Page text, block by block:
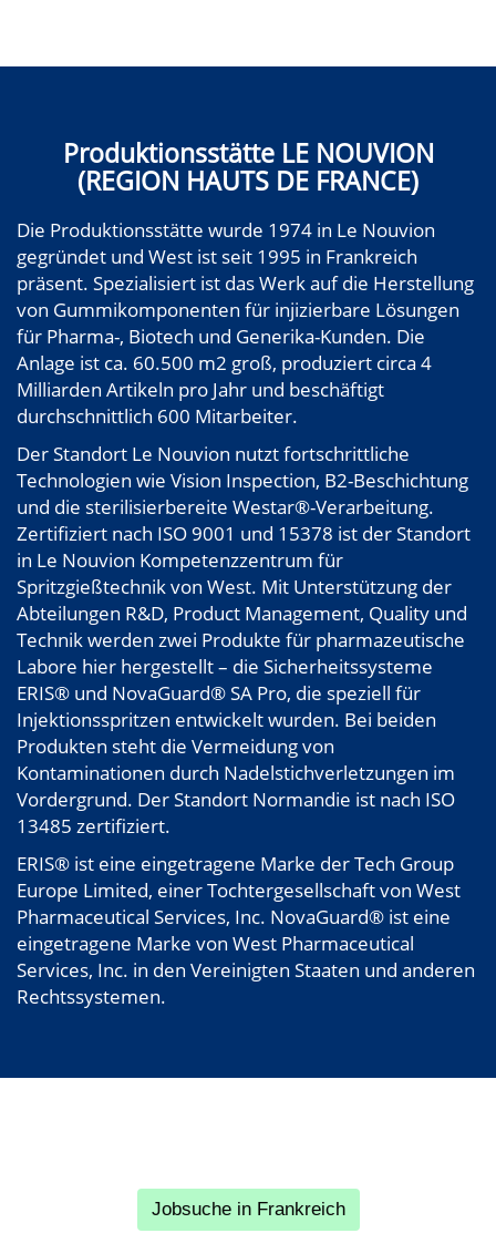
Produktionsstätte LE NOUVION
(REGION HAUTS DE FRANCE)
Die Produktionsstätte wurde 1974 in Le Nouvion
gegründet und West ist seit 1995 in Frankreich
präsent. Spezialisiert ist das Werk auf die Herstellung
von Gummikomponenten für injizierbare Lösungen
für Pharma-, Biotech und Generika-Kunden. Die
Anlage ist ca. 60.500 m2 groß, produziert circa 4
Milliarden Artikeln pro Jahr und beschäftigt
durchschnittlich 600 Mitarbeiter.
Der Standort Le Nouvion nutzt fortschrittliche
Technologien wie Vision Inspection, B2-Beschichtung
und die sterilisierbereite Westar®-Verarbeitung.
Zertifiziert nach ISO 9001 und 15378 ist der Standort
in Le Nouvion Kompetenzzentrum für
Spritzgießtechnik von West. Mit Unterstützung der
Abteilungen R&D, Product Management, Quality und
Technik werden zwei Produkte für pharmazeutische
Labore hier hergestellt – die Sicherheitssysteme
ERIS® und NovaGuard® SA Pro, die speziell für
Injektionsspritzen entwickelt wurden. Bei beiden
Produkten steht die Vermeidung von
Kontaminationen durch Nadelstichverletzungen im
Vordergrund. Der Standort Normandie ist nach ISO
13485 zertifiziert.
ERIS® ist eine eingetragene Marke der Tech Group
Europe Limited, einer Tochtergesellschaft von West
Pharmaceutical Services, Inc. NovaGuard® ist eine
eingetragene Marke von West Pharmaceutical
Services, Inc. in den Vereinigten Staaten und anderen
Rechtssystemen.
Jobsuche in Frankreich